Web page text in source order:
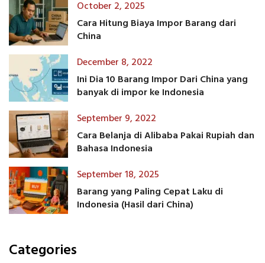
October 2, 2025
Cara Hitung Biaya Impor Barang dari
China
December 8, 2022
Ini Dia 10 Barang Impor Dari China yang
banyak di impor ke Indonesia
September 9, 2022
Cara Belanja di Alibaba Pakai Rupiah dan
Bahasa Indonesia
September 18, 2025
Barang yang Paling Cepat Laku di
Indonesia (Hasil dari China)
Categories